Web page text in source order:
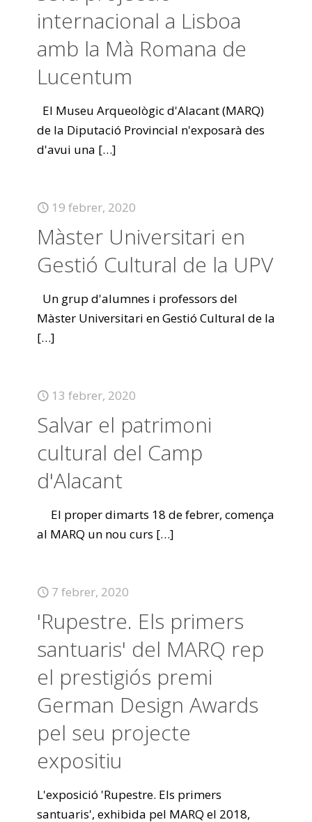
internacional a Lisboa
amb la Mà Romana de
Lucentum
El Museu Arqueològic d'Alacant (MARQ)
de la Diputació Provincial n'exposarà des
d'avui una […]
19 febrer, 2020
Màster Universitari en
Gestió Cultural de la UPV
Un grup d'alumnes i professors del
Màster Universitari en Gestió Cultural de la
[…]
13 febrer, 2020
Salvar el patrimoni
cultural del Camp
d'Alacant
El proper dimarts 18 de febrer, comença
al MARQ un nou curs […]
7 febrer, 2020
'Rupestre. Els primers
santuaris' del MARQ rep
el prestigiós premi
German Design Awards
pel seu projecte
expositiu
L'exposició 'Rupestre. Els primers
santuaris', exhibida pel MARQ el 2018,